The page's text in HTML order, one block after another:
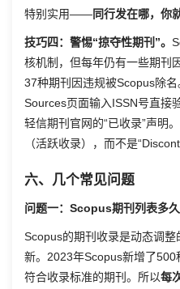
特别实用——同行发在哪，你
技巧四：警惕“掠夺性期刊”。
核机制，但每年仍有一些期刊
37种期刊因违规被Scopus除
Sources页面输入ISSN号直接
轻信期刊官网的“已收录”声明
（活跃收录），而不是
六、几个常见问题
问题一：Scopus期刊列表多久
Scopus的期刊收录是动态调
新。2023年Scopus新增了
符合收录标准的期刊。所以每